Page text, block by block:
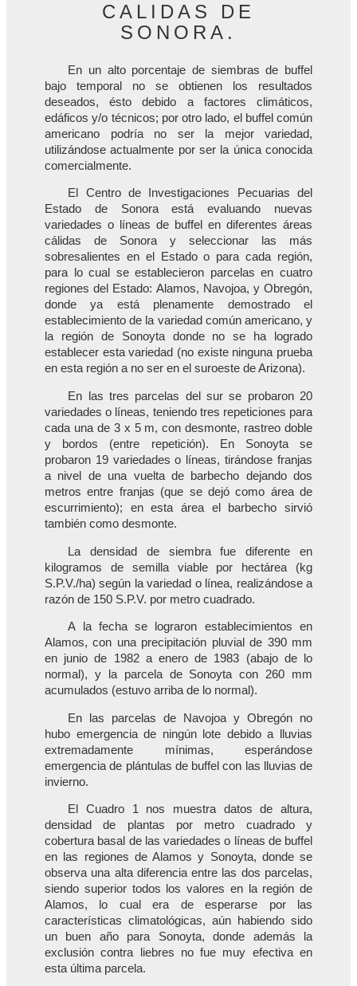
CALIDAS DE
SONORA.
En un alto porcentaje de siembras de buffel
bajo temporal no se obtienen los resultados
deseados, ésto debido a factores climáticos,
edáficos y/o técnicos; por otro lado, el buffel común
americano podría no ser la mejor variedad,
utilizándose actualmente por ser la única conocida
comercialmente.
El Centro de Investigaciones Pecuarias del
Estado de Sonora está evaluando nuevas
variedades o líneas de buffel en diferentes áreas
cálidas de Sonora y seleccionar las más
sobresalientes en el Estado o para cada región,
para lo cual se establecieron parcelas en cuatro
regiones del Estado: Alamos, Navojoa, y Obregón,
donde ya está plenamente demostrado el
establecimiento de la variedad común americano, y
la región de Sonoyta donde no se ha logrado
establecer esta variedad (no existe ninguna prueba
en esta región a no ser en el suroeste de Arizona).
En las tres parcelas del sur se probaron 20
variedades o líneas, teniendo tres repeticiones para
cada una de 3 x 5 m, con desmonte, rastreo doble
y bordos (entre repetición). En Sonoyta se
probaron 19 variedades o líneas, tirándose franjas
a nivel de una vuelta de barbecho dejando dos
metros entre franjas (que se dejó como área de
escurrimiento); en esta área el barbecho sirvió
también como desmonte.
La densidad de siembra fue diferente en
kilogramos de semilla viable por hectárea (kg
S.P.V./ha) según la variedad o línea, realizándose a
razón de 150 S.P.V. por metro cuadrado.
A la fecha se lograron establecimientos en
Alamos, con una precipitación pluvial de 390 mm
en junio de 1982 a enero de 1983 (abajo de lo
normal), y la parcela de Sonoyta con 260 mm
acumulados (estuvo arriba de lo normal).
En las parcelas de Navojoa y Obregón no
hubo emergencia de ningún lote debido a lluvias
extremadamente mínimas, esperándose
emergencia de plántulas de buffel con las lluvias de
invierno.
El Cuadro 1 nos muestra datos de altura,
densidad de plantas por metro cuadrado y
cobertura basal de las variedades o líneas de buffel
en las regiones de Alamos y Sonoyta, donde se
observa una alta diferencia entre las dos parcelas,
siendo superior todos los valores en la región de
Alamos, lo cual era de esperarse por las
características climatológicas, aún habiendo sido
un buen año para Sonoyta, donde además la
exclusión contra liebres no fue muy efectiva en
esta última parcela.